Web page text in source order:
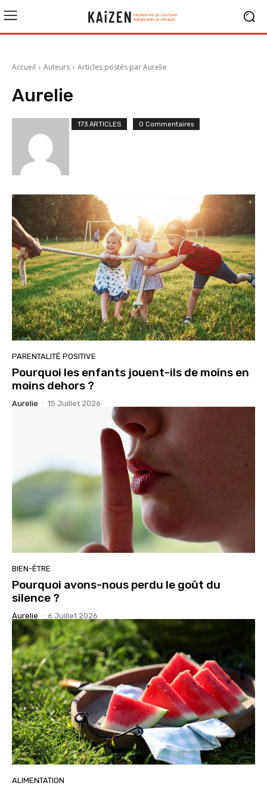
Accueil Auteurs Articles postés par Aurelie
Aurelie
173 ARTICLES 0 Commentaires
PARENTALITÉ POSITIVE
Pourquoi les enfants jouent-ils de moins en
moins dehors ?
Aurelie - 15 Juillet 2026
BIEN-ÊTRE
Pourquoi avons-nous perdu le goût du
silence ?
Aurelie - 6 Juillet 2026
ALIMENTATION